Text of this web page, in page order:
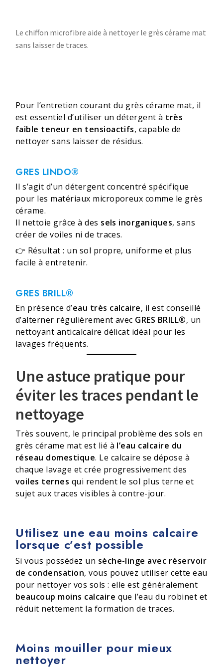
Le chiffon microfibre aide à nettoyer le grès cérame mat
sans laisser de traces.
Pour l’entretien courant du grès cérame mat, il
est essentiel d’utiliser un détergent à très
faible teneur en tensioactifs, capable de
nettoyer sans laisser de résidus.
GRES LINDO®
Il s’agit d’un détergent concentré spécifique
pour les matériaux microporeux comme le grès
cérame.
Il nettoie grâce à des sels inorganiques, sans
créer de voiles ni de traces.
👉 Résultat : un sol propre, uniforme et plus
facile à entretenir.
GRES BRILL®
En présence d’eau très calcaire, il est conseillé
d’alterner régulièrement avec GRES BRILL®, un
nettoyant anticalcaire délicat idéal pour les
lavages fréquents.
Une astuce pratique pour
éviter les traces pendant le
nettoyage
Très souvent, le principal problème des sols en
grès cérame mat est lié à l’eau calcaire du
réseau domestique. Le calcaire se dépose à
chaque lavage et crée progressivement des
voiles ternes qui rendent le sol plus terne et
sujet aux traces visibles à contre-jour.
Utilisez une eau moins calcaire
lorsque c’est possible
Si vous possédez un sèche-linge avec réservoir
de condensation, vous pouvez utiliser cette eau
pour nettoyer vos sols : elle est généralement
beaucoup moins calcaire que l’eau du robinet et
réduit nettement la formation de traces.
Moins mouiller pour mieux
nettoyer